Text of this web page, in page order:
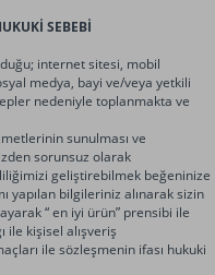
SEBEBİ
internet sitesi, mobil
medya, bayi ve/veya yetkili
nedeniyle toplanmakta ve
sunulması ve
sorunsuz olarak
geliştirebilmek beğeninize
yapılan bilgileriniz alınarak sizin
“ en iyi ürün” prensibi ile
ile kişisel alışveriş
ile sözleşmenin ifası hukuki